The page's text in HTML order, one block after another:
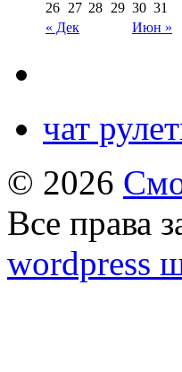
« Дек Июн »
26 27 28 29 30 31
чат
© 2026
Все права
wordpress